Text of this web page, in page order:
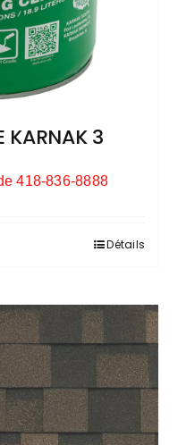
KARNAK 3
418-836-8888
Détails